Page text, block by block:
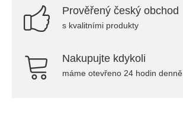
Prověřený český obchod
s kvalitními produkty
Nakupujte kdykoli
máme otevřeno 24 hodin denně